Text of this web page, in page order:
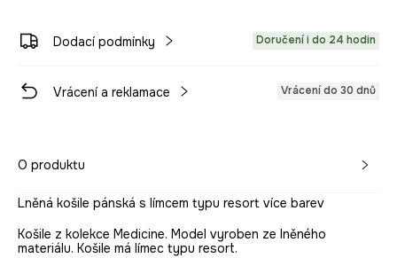
Dodací podmínky Doručení i do 24 hodin
Vrácení a reklamace Vrácení do 30 dnů
O produktu
Lněná košile pánská s límcem typu resort více barev
Košile z kolekce Medicine. Model vyroben ze lněného
materiálu. Košile má límec typu resort.